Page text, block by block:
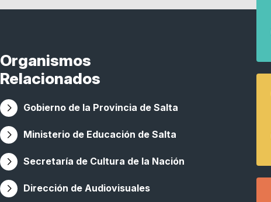
Organismos
Relacionados
Gobierno de la Provincia de Salta
Ministerio de Educación de Salta
Secretaría de Cultura de la Nación
Dirección de Audiovisuales